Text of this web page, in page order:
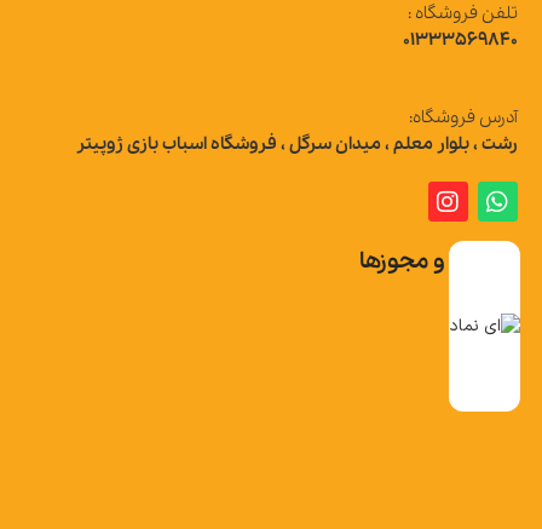
تلفن فروشگاه :
01333569840
آدرس فروشگاه:
رشت ، بلوار معلم ، میدان سرگل ، فروشگاه اسباب بازی ژوپیتر
تاییدیه و مجوزها